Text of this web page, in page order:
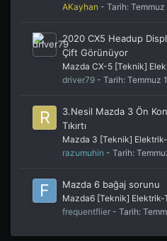
AKayhan - Tarih: Temmuz
2020 CX5 Headup
Çift Görünüyor
Mazda CX-5 [Teknik]
driver79 - Tarih: Temmuz
3.Nesil Mazda 3 Ön
Tıkırtı
Mazda 3 [Teknik]
razumuhin - Tarih:
Mazda 6 bağaj sorunu
Mazda6 [Teknik]
frequentflier - Tarih: